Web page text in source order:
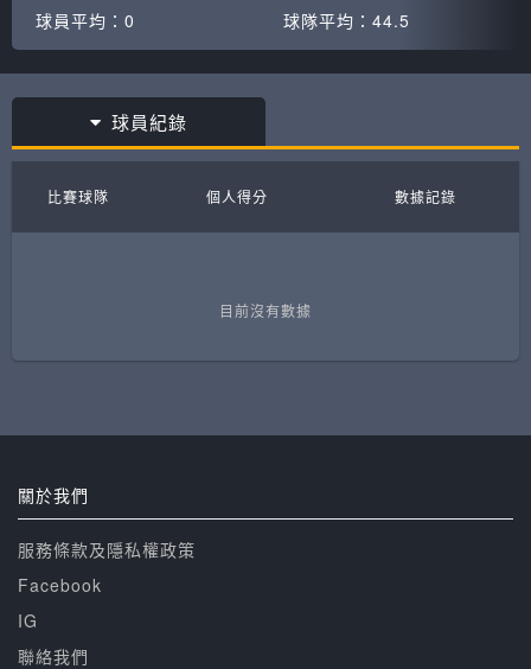
球員平均： 0 球隊平均： 44.5
球員紀錄
比賽球隊 個人得分 數據記錄
目前沒有數據
關於我們
服務條款及隱私權政策
Facebook
IG
聯絡我們